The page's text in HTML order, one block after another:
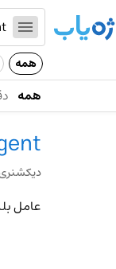
همه
همه
عامل